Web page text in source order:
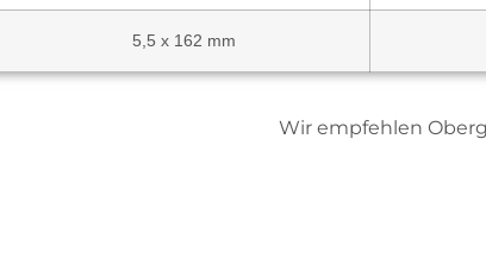
5,5 x 162 mm
Wir empfehlen